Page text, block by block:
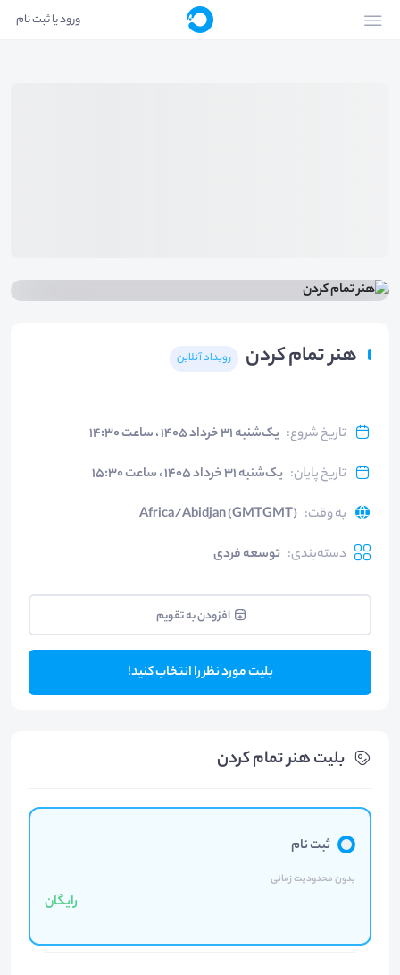
ورود یا ثبت نام
هنر تمام کردن رویداد آنلاین
تاریخ شروع: یک‌شنبه ۳۱ خرداد ۱۴۰۵ ، ساعت ۱۴:۳۰
تاریخ پایان: یک‌شنبه ۳۱ خرداد ۱۴۰۵ ، ساعت ۱۵:۳۰
به وقت:
Africa/Abidjan (GMTGMT)
دسته‌بندی: توسعه فردی
افزودن به تقویم
بلیت مورد نظر را انتخاب کنید!
بلیت‌ هنر تمام کردن
ثبت نام
بدون محدودیت زمانی
رایگان